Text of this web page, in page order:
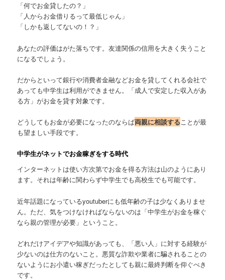
「何でお金貸したの？」
「人からお金借りるって最低じゃん」
「しかも返してないの！？」
あなたの評価はがた落ちです。友達関係の信用を大きく失うこと
になるでしょう。
だからといって銀行や消費者金融などお金を貸してくれる会社で
あっても中学生は利用ができません。「成人で安定した収入があ
る方」がお金を貸す対象です。
どうしてもお金が必要になったのならば両親に相談する ことが最
も望ましい手段です。
中学生がネットでお金稼ぎをする時代
インターネットは使い方次第でお金を得る方法は山のようにあり
ます。それは年齢に関わらず中学生でも高校生でも可能です。
近年話題になっているyoutuberにも低年齢の子は少なくありませ
ん。ただ、気をつけなければならないのは「中学生がお金を稼ぐ
なら親の管理が必要」ということ。
どれだけアイデアや知識があっても、「悪い人」に対する経験が
少ないのは仕方のないこと。悪質な詐欺や業者に騙されることの
ないようにお小遣い稼ぎだったとしても親に最終判断を仰ぐべき
です。